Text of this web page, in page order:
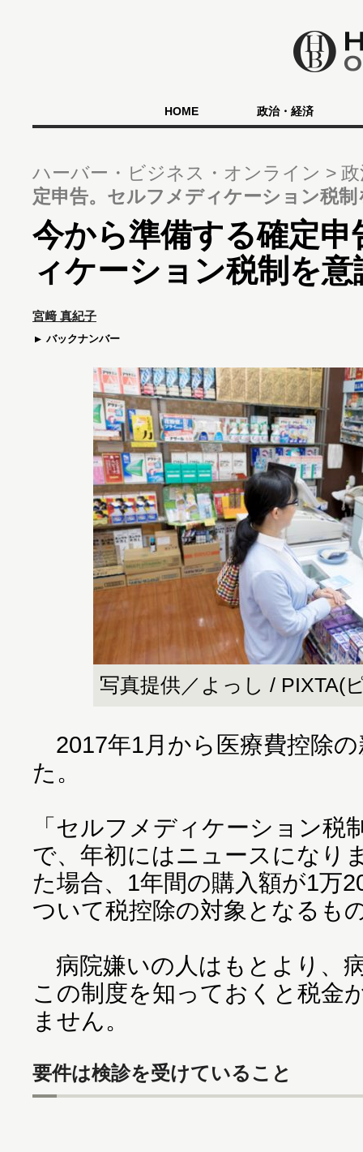
HOME 政治・経済
ハーバー・ビジネス・オンライン
定申告。セルフメディケーション税
今から準備する確定
ィケーション税制を
宮﨑 真紀子
バックナンバー
写真提供／よっし / PIXTA(
2017年1月から医療費控除
た。
「セルフメディケーション税
で、年初にはニュースになり
た場合、1年間の購入額が1万
ついて税控除の対象となるも
病院嫌いの人はもとより、
この制度を知っておくと税金
ません。
要件は検診を受けていること